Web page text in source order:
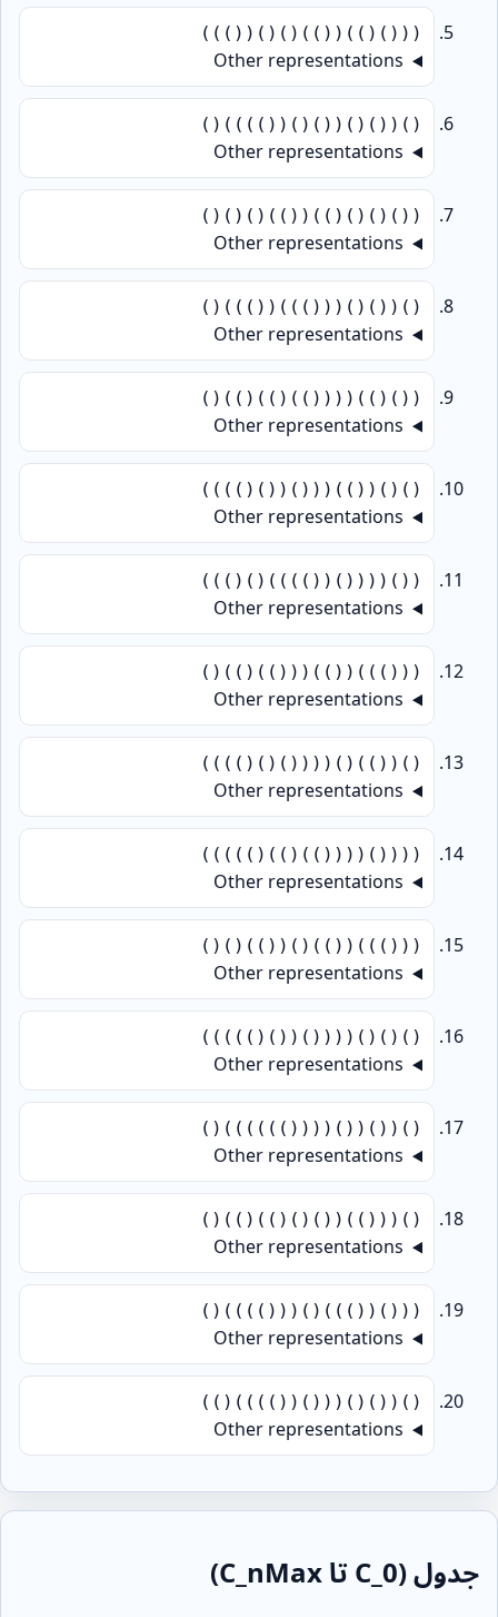
((()())(())()()(()))
Other representations
()(()()(()()(())))()
Other representations
(()()()())(())()()()
Other representations
()(()()((()))(()))()
Other representations
(()())(((())())())()
Other representations
()()(())((()(()())))
Other representations
(()(((()(())))()()))
Other representations
((()))(())((())())()
Other representations
()(())()(((()()())))
Other representations
(((()(((())())()))))
Other representations
((()))(())()(())()()
Other representations
()()()(((()(()()))))
Other representations
()(()(()(((())))))()
Other representations
()((())(()()())())()
Other representations
((()(()))()((())))()
Other representations
()(()()((()(())))())
Other representations
جدول (C_0 تا C_nMax)